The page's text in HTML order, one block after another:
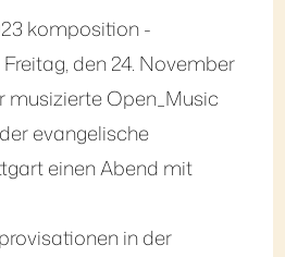
komposition -
den 24. November
musizierte Open_Music
evangelische
einen Abend mit
in der